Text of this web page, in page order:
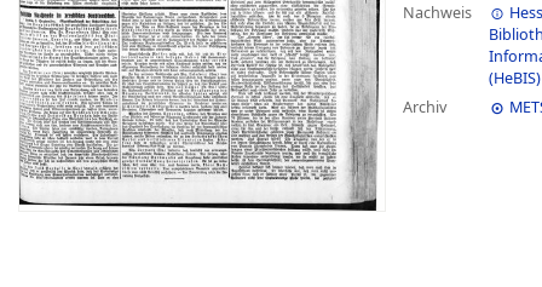
Nachweis
(HeBIS)
Archiv